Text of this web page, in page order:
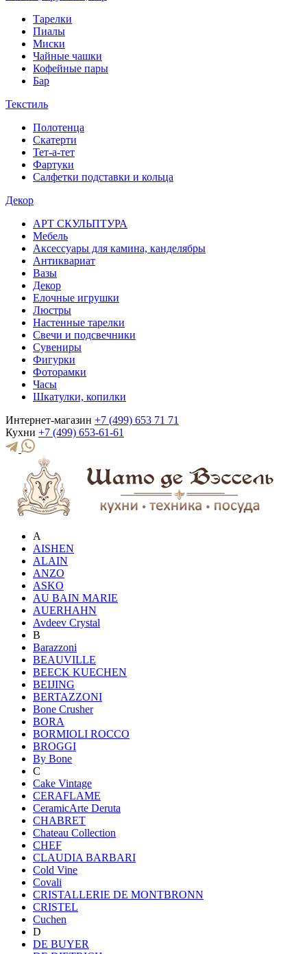
Тарелки
Пиалы
Миски
Чайные чашки
Кофейные пары
Бар
Текстиль
Полотенца
Скатерти
Тет-а-тет
Фартуки
Салфетки подставки и кольца
Декор
АРТ СКУЛЬПТУРА
Мебель
Аксессуары для камина, канделябры
Антиквариат
Вазы
Декор
Елочные игрушки
Люстры
Настенные тарелки
Свечи и подсвечники
Сувениры
Фигурки
Фоторамки
Часы
Шкатулки, копилки
Интернет-магазин +7 (499) 653 71 71
Кухни +7 (499) 653-61-61
A
AISHEN
ALAIN
ANZO
ASKO
AU BAIN MARIE
AUERHAHN
Avdeev Crystal
B
Barazzoni
BEAUVILLE
BEECK KUECHEN
BEIJING
BERTAZZONI
Bone Crusher
BORA
BORMIOLI ROCCO
BROGGI
By Bone
C
Cake Vintage
CERAFLAME
CeramicArte Deruta
CHABRET
Chateau Collection
CHEF
CLAUDIA BARBARI
Cold Vine
Covali
CRISTALLERIE DE MONTBRONN
CRISTEL
Cuchen
D
DE BUYER